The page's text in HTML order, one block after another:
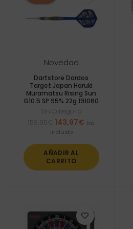
Novedad
Dartstore Dardos
Target Japan Haruki
Muramatsu Rising Sun
G10.5 SP 95% 22g 191060
Sin Categoria
El
precio
era:
159,95€.
143,97€ El
es:
143,97€.
Iva
incluido
AÑADIR AL
CARRITO